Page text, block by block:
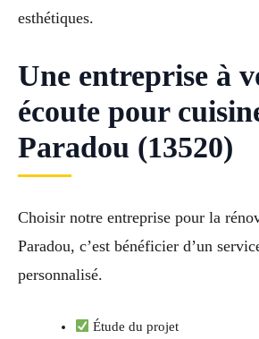
esthétiques.
Une entreprise à
écoute pour
Paradou (13520)
Choisir notre entreprise pour la
Paradou, c’est bénéficier d’un
personnalisé.
Étude du projet